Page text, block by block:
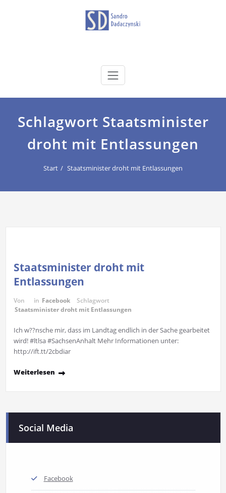
dadaczynski.de
Schlagwort Staatsminister
droht mit Entlassungen
Start Staatsminister droht mit Entlassungen
Staatsminister droht mit
Entlassungen
Von in Facebook
Schlagwort
Staatsminister droht mit Entlassungen
Ich w??nsche mir, dass im Landtag endlich in der Sache gearbeitet
wird! #ltlsa #SachsenAnhalt Mehr Informationen unter:
http://ift.tt/2cbdiar
Weiterlesen
Social Media
Facebook